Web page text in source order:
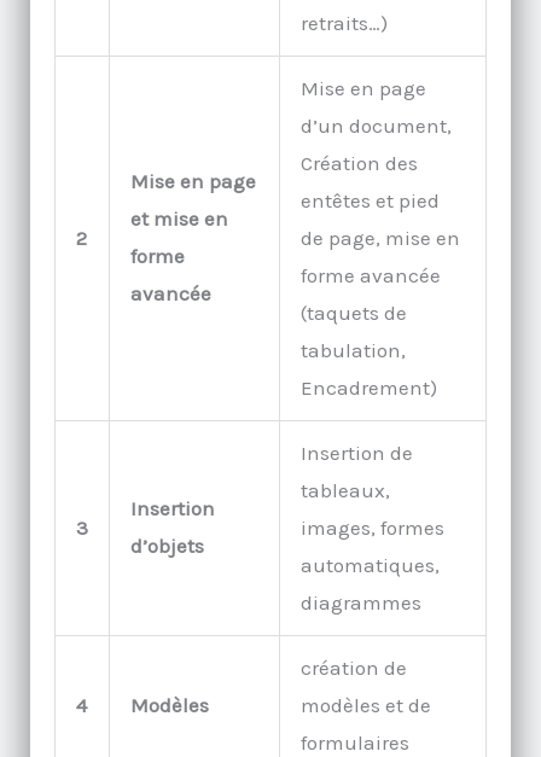
retraits…)
2
Mise en page
et mise en
forme
avancée
Mise en page
d’un document,
Création des
entêtes et pied
de page, mise en
forme avancée
(taquets de
tabulation,
Encadrement)
3
Insertion
d’objets
Insertion de
tableaux,
images, formes
automatiques,
diagrammes
4 Modèles
création de
modèles et de
formulaires